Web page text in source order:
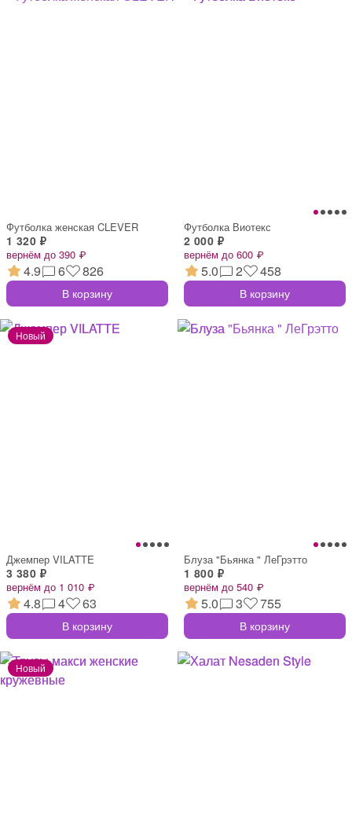
Футболка женская CLEVER
1 320 ₽
вернём до 390 ₽
4.9 6 826
В корзину
Футболка Виотекс
2 000 ₽
вернём до 600 ₽
5.0 2 458
В корзину
Джемпер VILATTE
3 380 ₽
вернём до 1 010 ₽
4.8 4 63
В корзину
Блуза "Бьянка " ЛеГрэтто
1 800 ₽
вернём до 540 ₽
5.0 3 755
В корзину